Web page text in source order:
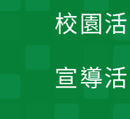
校園
宣導